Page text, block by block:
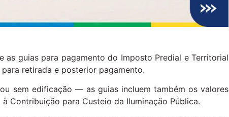
as guias para pagamento do Imposto Predial e Territorial
retirada e posterior pagamento.
sem edificação — as guias incluem também os valores
Contribuição para Custeio da Iluminação Pública.